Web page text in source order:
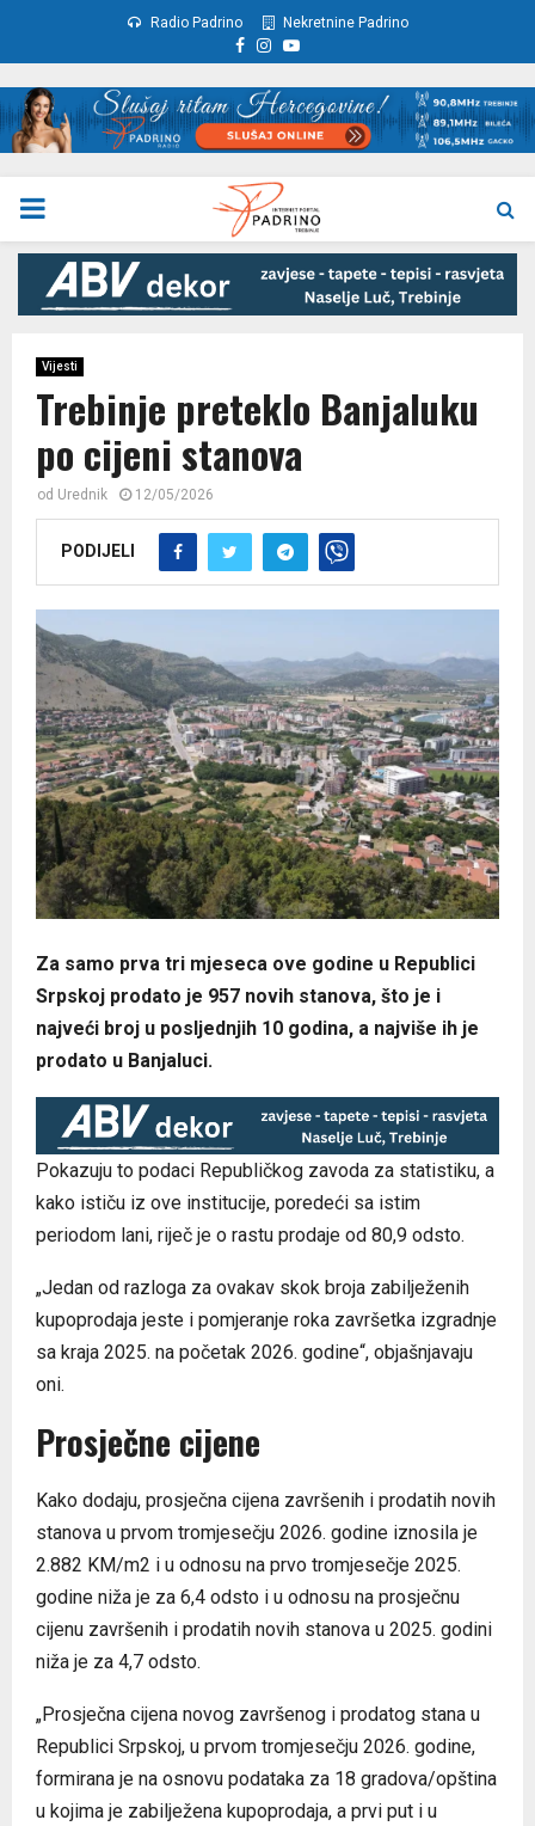
Radio Padrino Nekretnine Padrino
Facebook
Instagram
Youtube
PRIMARY
MENU
Vijesti
Trebinje preteklo Banjaluku
po cijeni stanova
od Urednik 12/05/2026
PODIJELI
Za samo prva tri mjeseca ove godine u Republici
Srpskoj prodato je 957 novih stanova, što je i
najveći broj u posljednjih 10 godina, a najviše ih je
prodato u Banjaluci.
Pokazuju to podaci Republičkog zavoda za statistiku, a
kako ističu iz ove institucije, poredeći sa istim
periodom lani, riječ je o rastu prodaje od 80,9 odsto.
„Jedan od razloga za ovakav skok broja zabilježenih
kupoprodaja jeste i pomjeranje roka završetka izgradnje
sa kraja 2025. na početak 2026. godine“, objašnjavaju
oni.
Prosječne cijene
Kako dodaju, prosječna cijena završenih i prodatih novih
stanova u prvom tromjesečju 2026. godine iznosila je
2.882 KM/m2 i u odnosu na prvo tromjesečje 2025.
godine niža je za 6,4 odsto i u odnosu na prosječnu
cijenu završenih i prodatih novih stanova u 2025. godini
niža je za 4,7 odsto.
„Prosječna cijena novog završenog i prodatog stana u
Republici Srpskoj, u prvom tromjesečju 2026. godine,
formirana je na osnovu podataka za 18 gradova/opština
u kojima je zabilježena kupoprodaja, a prvi put i u